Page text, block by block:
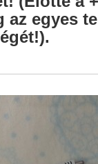
az egyes